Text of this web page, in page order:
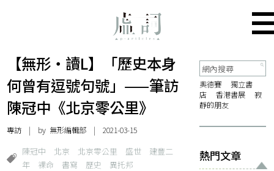
【無形・讀L】「歷史本身
何曾有逗號句號」——筆訪
陳冠中《北京零公里》
專訪 | by 無形編輯部 | 2021-03-15
陳冠中 北京 北京零公里 盛世
建豐二
年
裸命 書寫 歷史 異托邦
奧德賽
獨立書
店
香港書展
寂
靜的朋友
熱門文章